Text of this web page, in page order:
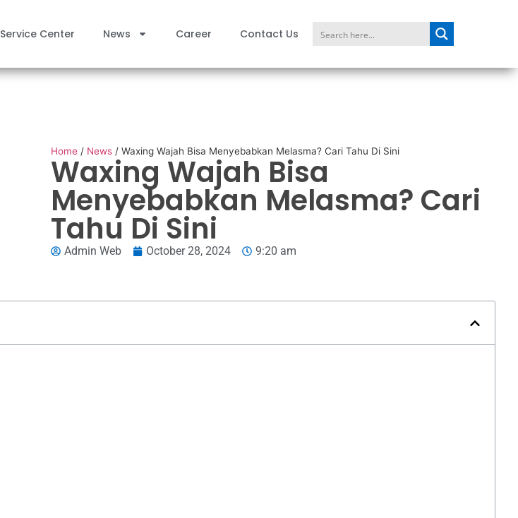
Service Center News Career Contact Us
Home / News / Waxing Wajah Bisa Menyebabkan Melasma? Cari Tahu Di Sini
Waxing Wajah Bisa
Menyebabkan Melasma? Cari
Tahu Di Sini
Admin Web October 28, 2024 9:20 am